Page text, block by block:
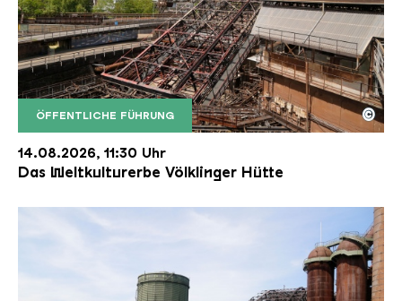
ÖFFENTLICHE FÜHRUNG
Der Erzschrägaufzug der Völklinger Hütte mit
Copyright: Weltkulturerbe Völklinger Hütte | Karl
©
14.08.2026, 11:30 Uhr
Das Weltkulturerbe Völklinger Hütte